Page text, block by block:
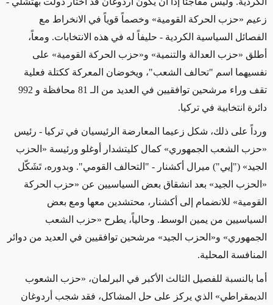
زعيم «حزب الحركة القومية» وخصماً قوياً في الانخراط مع
الفصائل السياسية الكردية - حليفاً له في هذه الانتخابات. ومعاً،
أطلق «حزب العدالة والتنمية» و«حزب الحركة القومية» على
نفسيهما اسم "تحالف الشعب"، ويخوضان المعركة ككتلة فعلية
تقف وراء مرشحين توافقيين في العديد من الـ 81 محافظة و 992
دائرة انتخابية في تركيا.
ورداً على ذلك، شكل زعيما المعارضة الرئيسيان في تركيا - رئيس
«حزب الشعب الجمهوري» كمال كليتشدار أوغلو ورئيسة «الحزب
الجيد» ("إيي") ميرال أكشنار - "التحالف القومي". وبدوره، تَشَكّل
«الحزب الجيد» بعد انشقاق بعض السياسيين عن «حزب الحركة
القومية» للانضمام إلى أكشنار، محتشدين معها ومع بعض
السياسيين من يمين الوسط. وحالياً، يطرح «حزب الشعب
الجمهوري» و«الحزب الجيد» مرشحين توافقيين في العديد من دوائر
المنافسة المحلية.
أما بالنسبة للفصيل الثالث الأكبر في البرلمان، «حزب الشعوب
الديمقراطي» الذي يركز على حل المشاكل، فقد شجب أردوغان